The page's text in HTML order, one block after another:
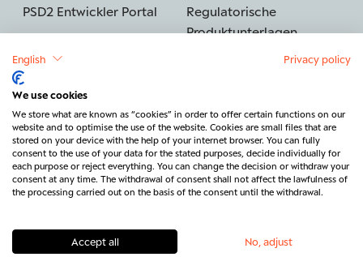
PSD2 Entwickler Portal
Regulatorische
Produktunterlagen
Datenschutz Sicherheit Barrierefreiheit
Rechtliches & Regulatorik
Vertrag widerrufen Kontakt
English Privacy policy
We use cookies
We store what are known as “cookies” in order to offer certain functions on our
website and to optimise the use of the website. Cookies are small files that are
stored on your device with the help of your internet browser. You can fully
consent to the use of your data for the stated purposes, decide individually for
each purpose or reject everything. You can change the decision or withdraw your
consent at any time. The withdrawal of consent shall not affect the lawfulness of
the processing carried out on the basis of the consent until the withdrawal.
Accept all No, adjust